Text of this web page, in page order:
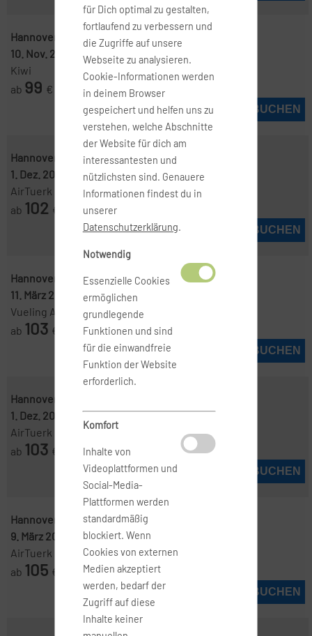
Hannover ( HAJ )
Barcelona ( BCN )
10. Nov. 2026
17. Nov. 2026
Kiwi
ab 99 €
JETZT BUCHEN
Hannover ( HAJ )-Barcelona ( BCN )
1. Dez. 2026
8. Dez. 2026
AirTuerk
ab 102 €
JETZT BUCHEN
Hannover ( HAJ )-Barcelona ( BCN )
11. März 2027
16. März 2027
Vueling Airlines
ab 103 €
JETZT BUCHEN
Hannover ( HAJ )
1. Dez. 2026
15. Dez. 2026
AirTuerk
ab 103 €
JETZT BUCHEN
Hannover ( HAJ )-Barcelona ( BCN )
9. März 2027
11. März 2027
AirTuerk
ab 105 €
JETZT BUCHEN
für Dich optimal zu gestalten,
fortlaufend zu verbessern und
die Zugriffe auf unsere
Webseite zu analysieren.
Cookie-Informationen werden
in deinem Browser
gespeichert und helfen uns zu
verstehen, welche Abschnitte
der Website für dich am
interessantesten und
nützlichsten sind. Genauere
Informationen findest du in
unserer
Datenschutzerklärung.
Notwendig
Essenzielle Cookies
ermöglichen
grundlegende
Funktionen und sind
für die einwandfreie
Funktion der Website
erforderlich.
Komfort
Inhalte von
Videoplattformen und
Social-Media-
Plattformen werden
standardmäßig
blockiert. Wenn
Cookies von externen
Medien akzeptiert
werden, bedarf der
Zugriff auf diese
Inhalte keiner